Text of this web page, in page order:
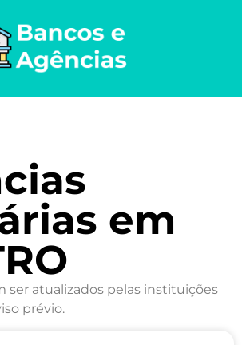
em
ser atualizados pelas instituições
prévio.